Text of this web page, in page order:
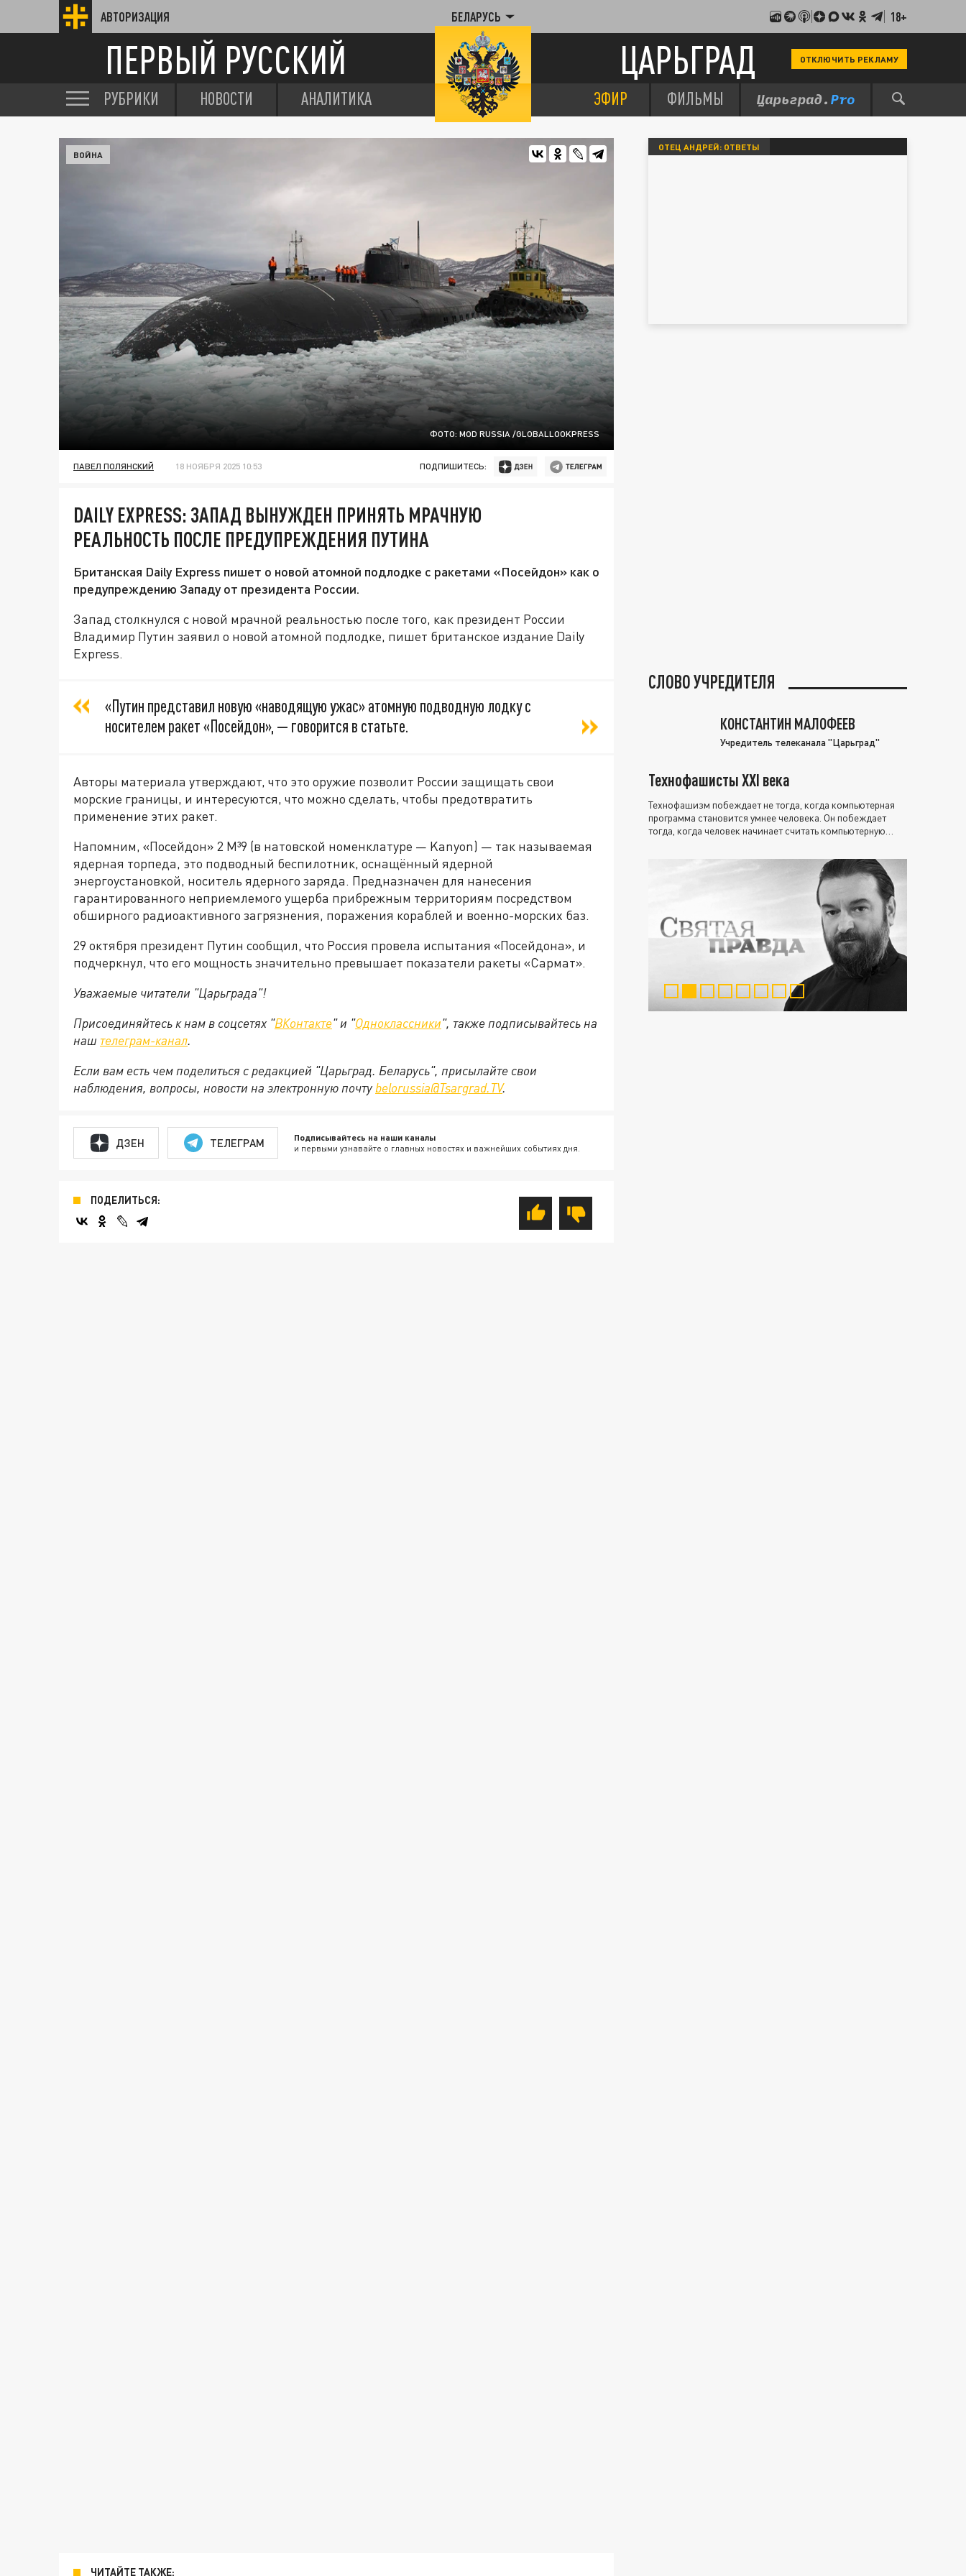
АВТОРИЗАЦИЯ БЕЛАРУСЬ 18+
ПЕРВЫЙ РУССКИЙ ЦАРЬГРАД ОТКЛЮЧИТЬ РЕКЛАМУ
РУБРИКИ НОВОСТИ АНАЛИТИКА ЭФИР ФИЛЬМЫ
ФОТО: MOD RUSSIA /GLOBALLOOKPRESS
ВОЙНА
ПАВЕЛ ПОЛЯНСКИЙ 18 НОЯБРЯ 2025 10:53 ПОДПИШИТЕСЬ:
DAILY EXPRESS: ЗАПАД ВЫНУЖДЕН ПРИНЯТЬ МРАЧНУЮ
РЕАЛЬНОСТЬ ПОСЛЕ ПРЕДУПРЕЖДЕНИЯ ПУТИНА
Британская Daily Express пишет о новой атомной подлодке с ракетами «Посейдон» как о
предупреждению Западу от президента России.
Запад столкнулся с новой мрачной реальностью после того, как президент России
Владимир Путин заявил о новой атомной подлодке, пишет британское издание Daily
Express.
«Путин представил новую «наводящую ужас» атомную подводную лодку с
носителем ракет «Посейдон», — говорится в статьте.
Авторы материала утверждают, что это оружие позволит России защищать свои
морские границы, и интересуются, что можно сделать, чтобы предотвратить
применение этих ракет.
Напомним, «Посейдон» 2 М³9 (в натовской номенклатуре — Kanyon) — так называемая
ядерная торпеда, это подводный беспилотник, оснащённый ядерной
энергоустановкой, носитель ядерного заряда. Предназначен для нанесения
гарантированного неприемлемого ущерба прибрежным территориям посредством
обширного радиоактивного загрязнения, поражения кораблей и военно-морских баз.
29 октября президент Путин сообщил, что Россия провела испытания «Посейдона», и
подчеркнул, что его мощность значительно превышает показатели ракеты «Сармат».
Уважаемые читатели "Царьграда"!
Присоединяйтесь к нам в соцсетях "ВКонтакте" и "Одноклассники", также подписывайтесь на
наш телеграм-канал.
Если вам есть чем поделиться с редакцией "Царьград. Беларусь", присылайте свои
наблюдения, вопросы, новости на электронную почту belorussia@Tsargrad.TV.
ДЗЕН ТЕЛЕГРАМ Подписывайтесь на наши каналы
и первыми узнавайте о главных новостях и важнейших событиях дня.
ПОДЕЛИТЬСЯ:
ЧИТАЙТЕ ТАКЖЕ:
ОТЕЦ АНДРЕЙ: ОТВЕТЫ
СЛОВО УЧРЕДИТЕЛЯ
КОНСТАНТИН МАЛОФЕЕВ
Учредитель телеканала "Царьград"
Технофашисты XXI века
Технофашизм побеждает не тогда, когда компьютерная
программа становится умнее человека. Он побеждает
тогда, когда человек начинает считать компьютерную